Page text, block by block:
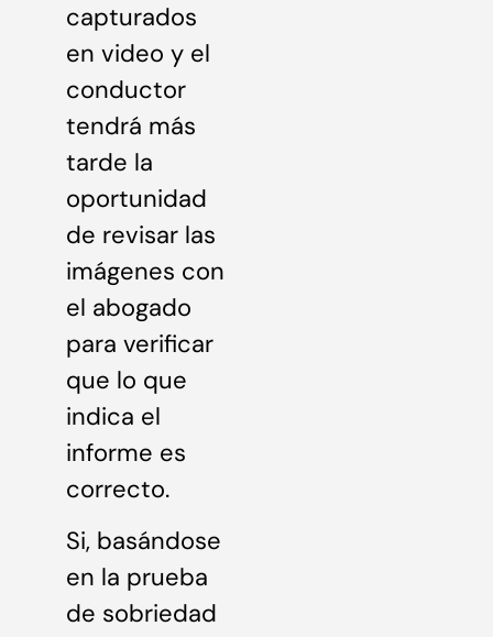
capturados
en video y el
conductor
tendrá más
tarde la
oportunidad
de revisar las
imágenes con
el abogado
para verificar
que lo que
indica el
informe es
correcto.
Si, basándose
en la prueba
de sobriedad